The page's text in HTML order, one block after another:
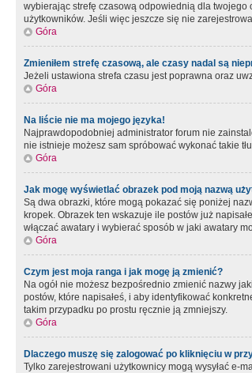
wybierając strefę czasową odpowiednią dla twojego
użytkowników. Jeśli więc jeszcze się nie
Góra
Zmieniłem strefę czasową, ale czasy nadal są
Jeżeli ustawiona strefa czasu jest poprawna oraz
Góra
Na liście nie ma mojego języka!
Najprawdopodobniej administrator forum nie
nie istnieje możesz sam spróbować wykonać takie
Góra
Jak mogę wyświetlać obrazek pod moją nazwą
Są dwa obrazki, które mogą pokazać się poniżej
kropek. Obrazek ten wskazuje ile postów już
włączać awatary i wybierać sposób w jaki awatary
Góra
Czym jest moja ranga i jak mogę ją zmienić?
Na ogół nie możesz bezpośrednio zmienić nazwy
postów, które napisałeś, i aby identyfikować
takim przypadku po prostu ręcznie ją zmniejszy.
Góra
Dlaczego muszę się zalogować po kliknięciu w
Tylko zarejestrowani użytkownicy mogą wysyłać e-